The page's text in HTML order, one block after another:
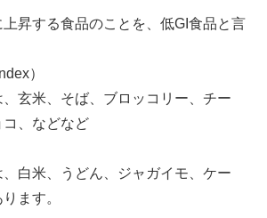
昇する食品のことを、低GI食品と言
）
玄米、そば、ブロッコリー、チー
コ、などなど
白米、うどん、ジャガイモ、ケー
ます。